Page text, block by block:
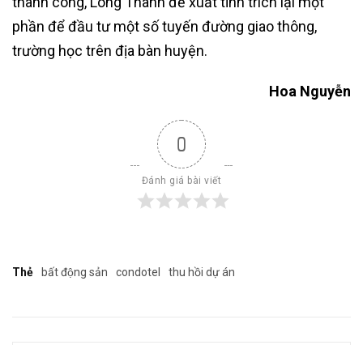
phần để đầu tư một số tuyến đường giao thông,
trường học trên địa bàn huyện.
Hoa Nguyễn
0
Đánh giá bài viết
Thẻ bất động sản condotel thu hồi dự án